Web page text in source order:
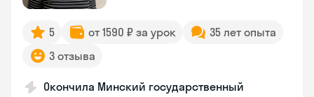
5 от 1590 ₽ за урок
35 лет опыта
3 отзыва
Окончила Минский государственный